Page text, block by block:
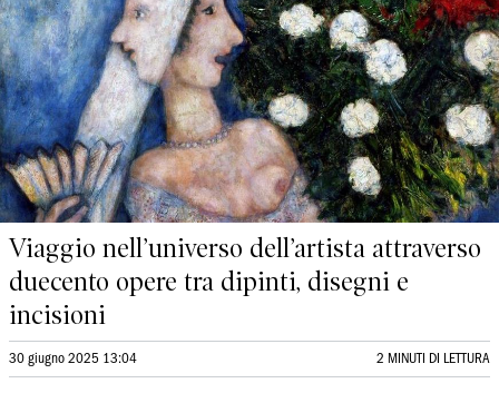
Viaggio nell’universo dell’artista attraverso
duecento opere tra dipinti, disegni e
incisioni
30 giugno 2025 13:04 2 MINUTI DI LETTURA